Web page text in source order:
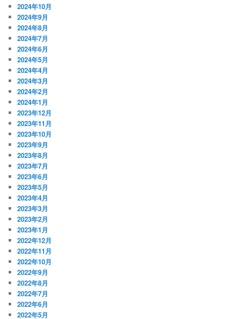
2024年10月
2024年9月
2024年8月
2024年7月
2024年6月
2024年5月
2024年4月
2024年3月
2024年2月
2024年1月
2023年12月
2023年11月
2023年10月
2023年9月
2023年8月
2023年7月
2023年6月
2023年5月
2023年4月
2023年3月
2023年2月
2023年1月
2022年12月
2022年11月
2022年10月
2022年9月
2022年8月
2022年7月
2022年6月
2022年5月